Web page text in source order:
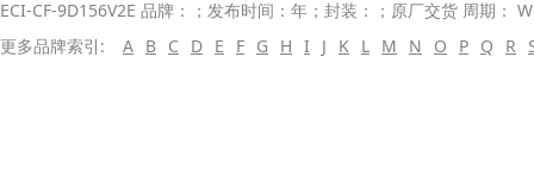
ECI-CF-9D156V2E 品牌：；发布时间：年；封装：；原厂交货 周期：
更多品牌索引:
A B C D E F G H I J K L M N O P Q R